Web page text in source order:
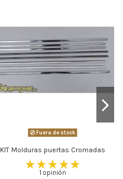
Fuera de stock
KIT Molduras puertas Cromadas
1 opinión